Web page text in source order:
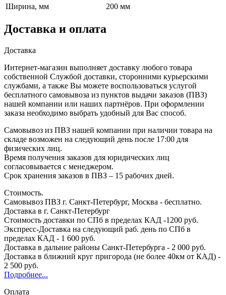
Ширина, мм
200 мм
Доставка и оплата
Доставка
Интернет-магазин выполняет доставку любого товара
собственной Службой доставки, сторонними курьерскими
службами, а также Вы можете воспользоваться услугой
бесплатного самовывоза из пунктов выдачи заказов (ПВЗ)
нашей компании или наших партнёров. При оформлении
заказа необходимо выбрать удобный для Вас способ.
Самовывоз из ПВЗ нашей компании при наличии товара на
складе возможен на следующий день после 17:00 для
физических лиц.
Время получения заказов для юридических лиц
согласовывается с менеджером.
Срок хранения заказов в ПВЗ – 15 рабочих дней.
Стоимость.
Самовывоз ПВЗ г. Санкт-Петербург, Москва - бесплатно.
Доставка в г. Санкт-Петербург
Стоимость доставки по СПб в пределах КАД -1200 руб.
Экспресс-Доставка на следующий раб. день по СПб в
пределах КАД - 1 600 руб.
Доставка в дальние районы Санкт-Петербурга - 2 000 руб.
Доставка в ближний круг пригорода (не более 40км от КАД) -
2 500 руб.
Подробнее...
Оплата